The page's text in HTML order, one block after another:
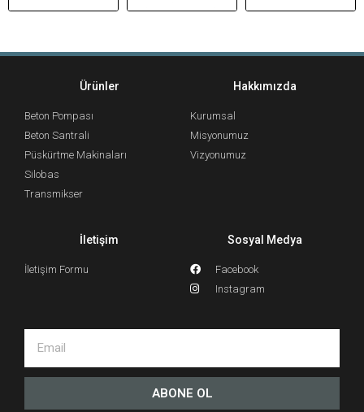
Ürünler
Beton Pompası
Beton Santrali
Püskürtme Makinaları
Silobas
Transmikser
Hakkımızda
Kurumsal
Misyonumuz
Vizyonumuz
İletişim
İletişim Formu
Sosyal Medya
Facebook
Instagram
ABONE OL